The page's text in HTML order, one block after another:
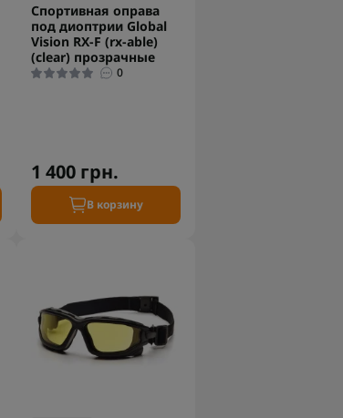
Спортивная оправа
под диоптрии Global
Vision RX-F (rx-able)
(clear) прозрачные
0
1 400 грн.
В корзину